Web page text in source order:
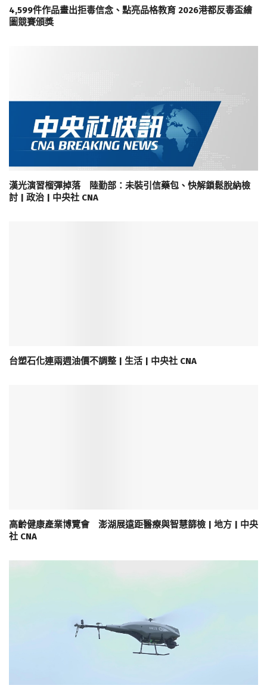
4,599件作品畫出拒毒信念、點亮品格教育 2026港都反毒盃繪
圖競賽頒獎
漢光演習榴彈掉落 陸勤部：未裝引信藥包、快解鎖鬆脫納檢
討 | 政治 | 中央社 CNA
台塑石化連兩週油價不調整 | 生活 | 中央社 CNA
高齡健康產業博覽會 澎湖展遠距醫療與智慧篩檢 | 地方 | 中央
社 CNA